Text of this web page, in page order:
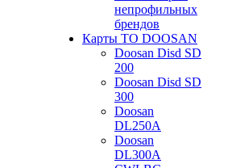
непрофильных
брендов
Карты ТО DOOSAN
Doosan Disd SD
200
Doosan Disd SD
300
Doosan
DL250A
Doosan
DL300A